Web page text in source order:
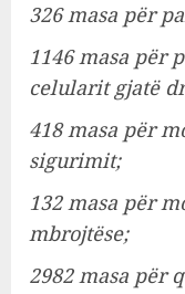
326 masa për
1146 masa për
celularit gjatë
418 masa për
sigurimit;
132 masa për
mbrojtëse;
2982 masa për